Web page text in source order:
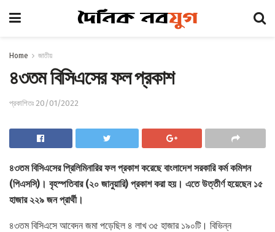
Home জাতীয়
৪৩তম বিসিএসের ফল প্রকাশ
প্রকাশিতঃ 20/01/2022
৪৩তম বিসিএসের প্রিলিমিনারির ফল প্রকাশ করেছে বাংলাদেশ সরকারি কর্ম কমিশন
(পিএসসি)। বৃহস্পতিবার (২০ জানুয়ারি) প্রকাশ করা হয়। এতে উত্তীর্ণ হয়েছেন ১৫
হাজার ২২৯ জন প্রার্থী।
৪৩তম বিসিএসে আবেদন জমা পড়েছিল ৪ লাখ ৩৫ হাজার ১৯০টি। বিভিন্ন